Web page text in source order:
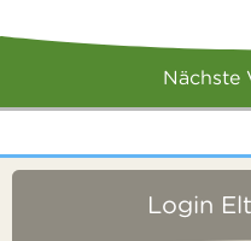
Nächste
Login